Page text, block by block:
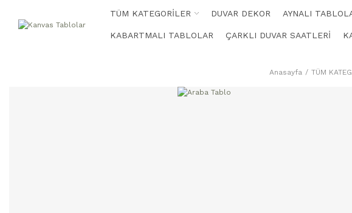
TÜM KATEGORİLER DUVAR DEKOR AYNALI
KABARTMALI TABLOLAR ÇARKLI DUVAR SAATLERİ
Anasayfa TÜM